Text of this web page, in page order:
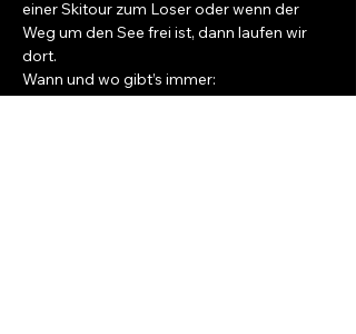
einer Skitour zum Loser oder wenn der
Weg um den See frei ist, dann laufen wir
dort.
Wann und wo gibt’s immer:
https://www.instagram.com/narzissenlauf.a